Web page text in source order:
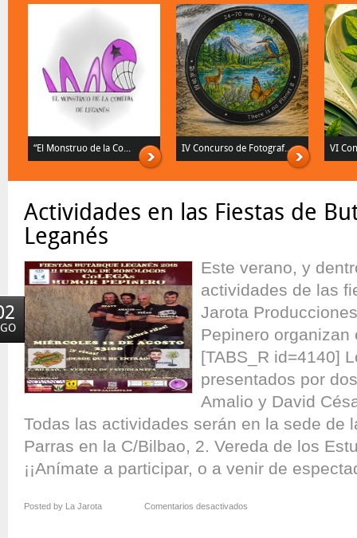
“El Monstruo de la Co... IV Concurso de Fotograf... VI
Actividades en las Fiestas de
Leganés
Este verano, y
actividades de las
Jarota
Pepinero
[TABS_R id=4140]
presentados por
Amalio y David
Todas las actividades serán en la sede de
Parras en la C/Bilbao, 2. Vereda de los
¡¡Anímate a participar, o a venir de
Posted by La Jarota Comentarios desactivados